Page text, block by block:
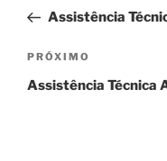
Post
anterior
Assistência
Próximo
post
PRÓXIMO
Assistência Técnica